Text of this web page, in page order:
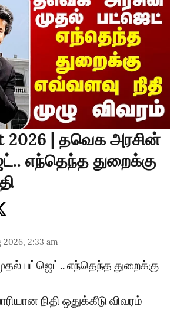
2026 | தவெக அரசின்
எந்தெந்த துறைக்கு
2026, 2:33 am
பட்ஜெட்.. எந்தெந்த துறைக்கு
நிதி ஒதுக்கீடு விவரம்